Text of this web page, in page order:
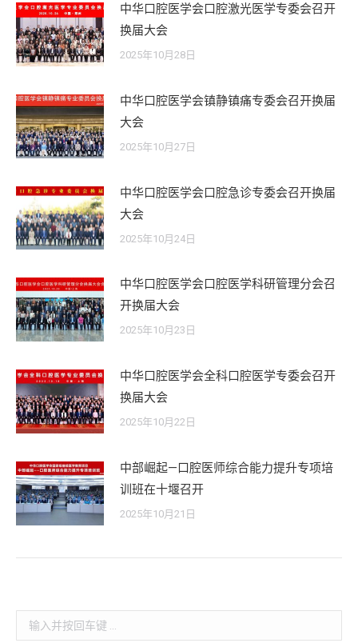
中华口腔医学会口腔激光医学专委会召开
换届大会
2025年10月28日
中华口腔医学会镇静镇痛专委会召开换届
大会
2025年10月27日
中华口腔医学会口腔急诊专委会召开换届
大会
2025年10月24日
中华口腔医学会口腔医学科研管理分会召
开换届大会
2025年10月23日
中华口腔医学会全科口腔医学专委会召开
换届大会
2025年10月22日
中部崛起—口腔医师综合能力提升专项培
训班在十堰召开
2025年10月21日
Search: